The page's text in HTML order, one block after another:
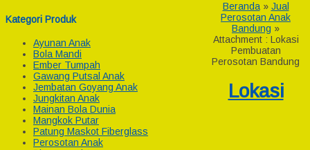
Kategori Produk
Ayunan Anak
Bola Mandi
Ember Tumpah
Gawang Putsal Anak
Jembatan Goyang Anak
Jungkitan Anak
Mainan Bola Dunia
Mangkok Putar
Patung Maskot Fiberglass
Perosotan Anak
Beranda» Jual
Perosotan Anak
Bandung »
Attachment : Lokasi
Pembuatan
Perosotan Bandung
Lokasi